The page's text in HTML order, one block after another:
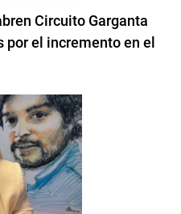
Circuito Garganta
el incremento en el